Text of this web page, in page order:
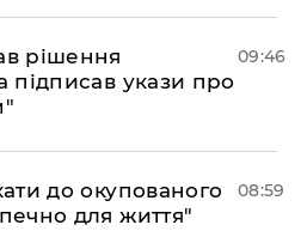
рішення
підписав укази про
09:46
до окупованого
для життя"
08:59